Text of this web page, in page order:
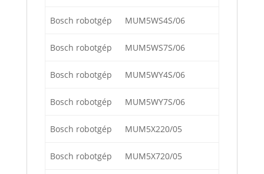
Bosch robotgép MUM5WS4S/06
Bosch robotgép MUM5WS7S/06
Bosch robotgép MUM5WY4S/06
Bosch robotgép MUM5WY7S/06
Bosch robotgép MUM5X220/05
Bosch robotgép MUM5X720/05